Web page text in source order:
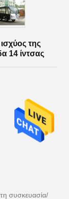
της
14 ίντσας
συσκευασία/